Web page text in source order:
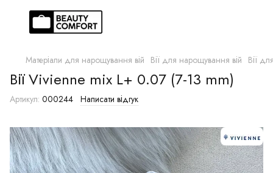
Матеріали для нарощування вій Вії для нарощування вій Вії
Вії Vivienne mix L+ 0.07 (7-13 mm)
Артикул: 000244 Написати відгук